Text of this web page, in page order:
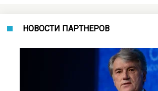
НОВОСТИ ПАРТНЕРОВ